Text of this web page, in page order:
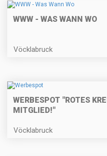
WWW - WAS WANN WO
Vöcklabruck
WERBESPOT "ROTES
MITGLIED!"
Vöcklabruck